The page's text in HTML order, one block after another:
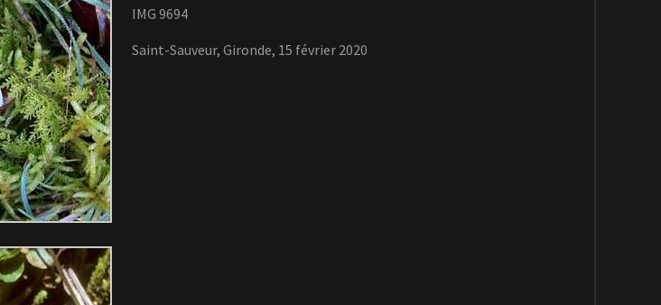
IMG 9694
Saint-Sauveur, Gironde, 15 février 2020